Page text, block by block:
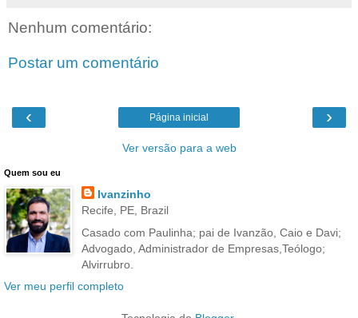
Nenhum comentário:
Postar um comentário
‹ ›
Página inicial
Ver versão para a web
Quem sou eu
Ivanzinho
Recife, PE, Brazil
Casado com Paulinha; pai de Ivanzão, Caio e Davi;
Advogado, Administrador de Empresas,Teólogo;
Alvirrubro.
Ver meu perfil completo